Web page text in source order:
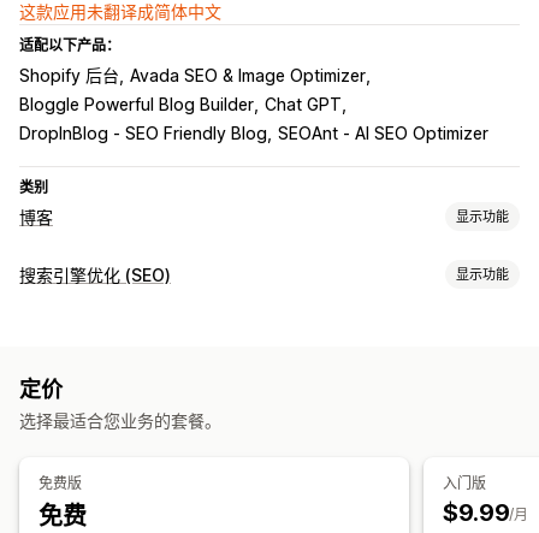
这款应用未翻译成简体中文
适配以下产品：
Shopify 后台 Avada SEO & Image Optimizer
Bloggle Powerful Blog Builder Chat GPT
DropInBlog ‑ SEO Friendly Blog SEOAnt ‑ AI SEO Optimizer
类别
博客 显示功能
内容创作
关键字优化
搜索引擎优化 (SEO) 显示功能
定价
选择最适合您业务的套餐。
免费版
免费
入门版
$9.99/月